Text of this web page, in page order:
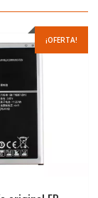
¡OFERTA!